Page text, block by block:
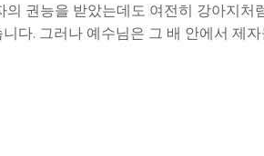
의 권능을 받았는데도 여전히 강아지
다. 그러나 예수님은 그 배 안에서 제